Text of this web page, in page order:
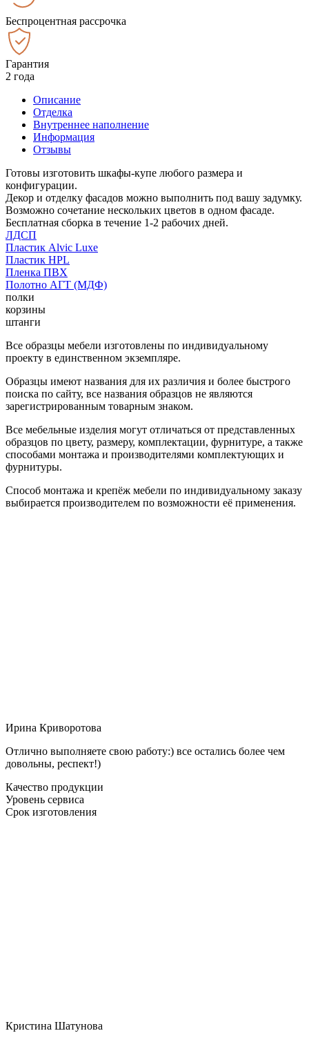
Беспроцентная рассрочка
Гарантия
2 года
Описание
Отделка
Внутреннее наполнение
Информация
Отзывы
Готовы изготовить шкафы-купе любого размера и
конфигурации.
Декор и отделку фасадов можно выполнить под вашу задумку.
Возможно сочетание нескольких цветов в одном фасаде.
Бесплатная сборка в течение 1-2 рабочих дней.
ЛДСП
Пластик Alvic Luxe
Пластик HPL
Пленка ПВХ
Полотно АГТ (МДФ)
полки
корзины
штанги
Все образцы мебели изготовлены по индивидуальному
проекту в единственном экземпляре.
Образцы имеют названия для их различия и более быстрого
поиска по сайту, все названия образцов не являются
зарегистрированным товарным знаком.
Все мебельные изделия могут отличаться от представленных
образцов по цвету, размеру, комплектации, фурнитуре, а также
способами монтажа и производителями комплектующих и
фурнитуры.
Способ монтажа и крепёж мебели по индивидуальному заказу
выбирается производителем по возможности её применения.
Ирина Криворотова
Отлично выполняете свою работу:) все остались более чем
довольны, респект!)
Качество продукции
Уровень сервиса
Срок изготовления
Кристина Шатунова